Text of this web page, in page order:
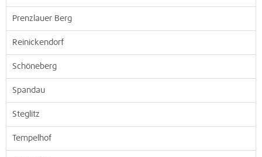
Prenzlauer Berg
Reinickendorf
Schöneberg
Spandau
Steglitz
Tempelhof